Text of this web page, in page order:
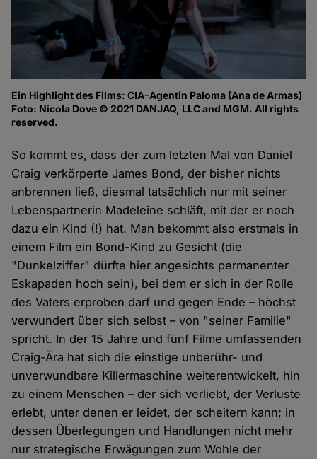
Ein Highlight des Films: CIA-Agentin Paloma (Ana de Armas)
Foto: Nicola Dove © 2021 DANJAQ, LLC and MGM. All rights
reserved.
So kommt es, dass der zum letzten Mal von Daniel
Craig verkörperte James Bond, der bisher nichts
anbrennen ließ, diesmal tatsächlich nur mit seiner
Lebenspartnerin Madeleine schläft, mit der er noch
dazu ein Kind (!) hat. Man bekommt also erstmals in
einem Film ein Bond-Kind zu Gesicht (die
"Dunkelziffer" dürfte hier angesichts permanenter
Eskapaden hoch sein), bei dem er sich in der Rolle
des Vaters erproben darf und gegen Ende – höchst
verwundert über sich selbst – von "seiner Familie"
spricht. In der 15 Jahre und fünf Filme umfassenden
Craig-Ära hat sich die einstige unberühr- und
unverwundbare Killermaschine weiterentwickelt, hin
zu einem Menschen – der sich verliebt, der Verluste
erlebt, unter denen er leidet, der scheitern kann; in
dessen Überlegungen und Handlungen nicht mehr
nur strategische Erwägungen zum Wohle der